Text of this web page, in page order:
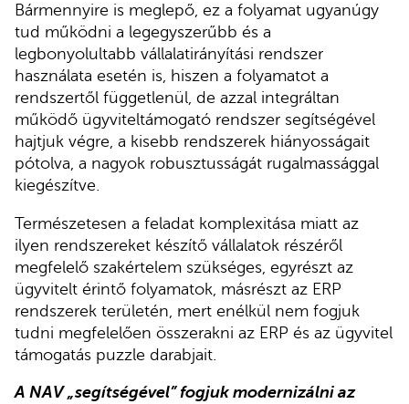
Bármennyire is meglepő, ez a folyamat ugyanúgy
tud működni a legegyszerűbb és a
legbonyolultabb vállalatirányítási rendszer
használata esetén is, hiszen a folyamatot a
rendszertől függetlenül, de azzal integráltan
működő ügyviteltámogató rendszer segítségével
hajtjuk végre, a kisebb rendszerek hiányosságait
pótolva, a nagyok robusztusságát rugalmassággal
kiegészítve.
Természetesen a feladat komplexitása miatt az
ilyen rendszereket készítő vállalatok részéről
megfelelő szakértelem szükséges, egyrészt az
ügyvitelt érintő folyamatok, másrészt az ERP
rendszerek területén, mert enélkül nem fogjuk
tudni megfelelően összerakni az ERP és az ügyvitel
támogatás puzzle darabjait.
A NAV „segítségével” fogjuk modernizálni az